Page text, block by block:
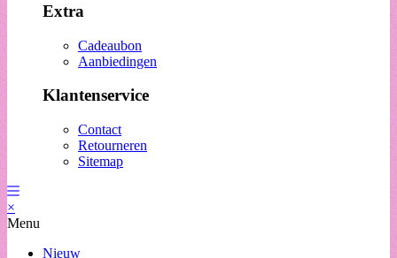
Extra
Cadeaubon
Aanbiedingen
Klantenservice
Contact
Retourneren
Sitemap
×
Menu
Nieuw